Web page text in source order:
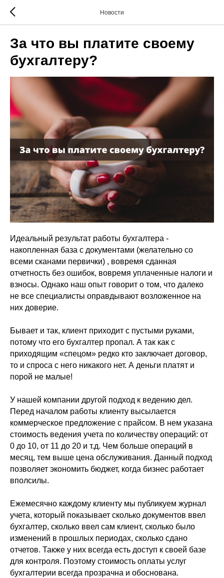
Новости
За что вы платите своему
бухгалтеру?
Идеальный результат работы бухгалтера -
накопленная база с документами (желательно со
всеми сканами первички) , вовремя сданная
отчетность без ошибок, вовремя уплаченные налоги и
взносы. Однако наш опыт говорит о том, что далеко
не все специалисты оправдывают возложенное на
них доверие.
Бывает и так, клиент приходит с пустыми руками,
потому что его бухгалтер пропал. А так как с
приходящим «спецом» редко кто заключает договор,
то и спроса с него никакого нет. А деньги платят и
порой не малые!
У нашей компании другой подход к ведению дел.
Перед началом работы клиенту высылается
коммерческое предложение с прайсом. В нем указана
стоимость ведения учета по количеству операций: от
0 до 10, от 11 до 20 и т.д. Чем больше операций в
месяц, тем выше цена обслуживания. Данный подход
позволяет экономить бюджет, когда бизнес работает
вполсилы.
Ежемесячно каждому клиенту мы публикуем журнал
учета, который показывает сколько документов ввел
бухгалтер, сколько ввел сам клиент, сколько было
изменений в прошлых периодах, сколько сдано
отчетов. Также у них всегда есть доступ к своей базе
для контроля. Поэтому стоимость оплаты услуг
бухгалтерии всегда прозрачна и обоснована.